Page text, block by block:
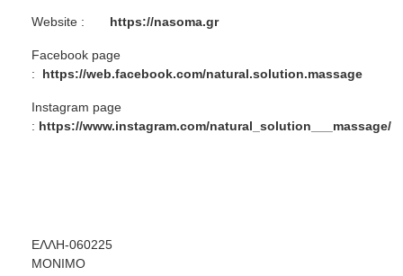
Website : https://nasoma.gr
Facebook page
: https://web.facebook.com/natural.solution.massage
Instagram page
: https://www.instagram.com/natural_solution___massage/
ΕΛΛΗ-060225
ΜΟΝΙΜΟ